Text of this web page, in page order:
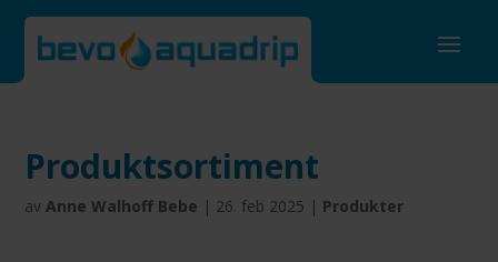
Produktsortiment
avAnne Walhoff Bebe | 26. feb 2025 | Produkter